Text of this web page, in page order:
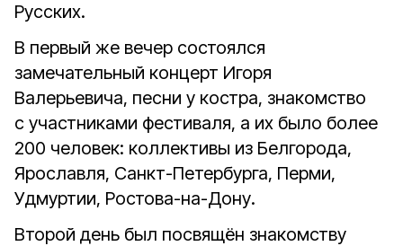
Русских.
В первый же вечер состоялся
замечательный концерт Игоря
Валерьевича, песни у костра, знакомство
с участниками фестиваля, а их было более
200 человек: коллективы из Белгорода,
Ярославля, Санкт-Петербурга, Перми,
Удмуртии, Ростова-на-Дону.
Второй день был посвящён знакомству